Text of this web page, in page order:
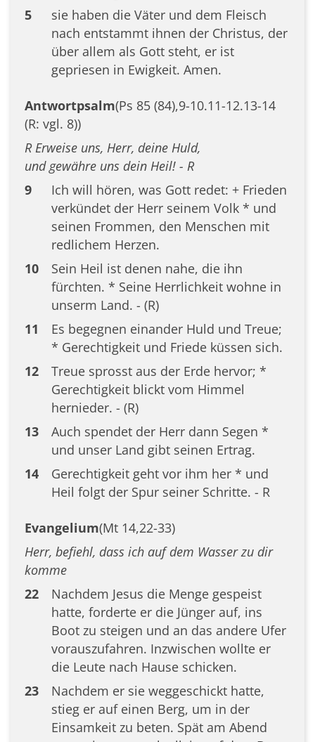
5
sie haben die Väter und dem Fleisch
nach entstammt ihnen der Christus, der
über allem als Gott steht, er ist
gepriesen in Ewigkeit. Amen.
Antwortpsalm(Ps 85 (84),9-10.11-12.13-14
(R: vgl. 8))
R Erweise uns, Herr, deine Huld,
und gewähre uns dein Heil! - R
9
Ich will hören, was Gott redet: + Frieden
verkündet der Herr seinem Volk * und
seinen Frommen, den Menschen mit
redlichem Herzen.
10
Sein Heil ist denen nahe, die ihn
fürchten. * Seine Herrlichkeit wohne in
unserm Land. - (R)
11
Es begegnen einander Huld und Treue;
* Gerechtigkeit und Friede küssen sich.
12
Treue sprosst aus der Erde hervor; *
Gerechtigkeit blickt vom Himmel
hernieder. - (R)
13
Auch spendet der Herr dann Segen *
und unser Land gibt seinen Ertrag.
14
Gerechtigkeit geht vor ihm her * und
Heil folgt der Spur seiner Schritte. - R
Evangelium(Mt 14,22-33)
Herr, befiehl, dass ich auf dem Wasser zu dir
komme
22
Nachdem Jesus die Menge gespeist
hatte, forderte er die Jünger auf, ins
Boot zu steigen und an das andere Ufer
vorauszufahren. Inzwischen wollte er
die Leute nach Hause schicken.
23
Nachdem er sie weggeschickt hatte,
stieg er auf einen Berg, um in der
Einsamkeit zu beten. Spät am Abend